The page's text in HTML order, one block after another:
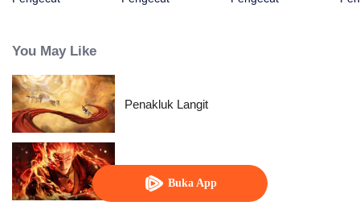
Buka App
You May Like
Penakluk Langit